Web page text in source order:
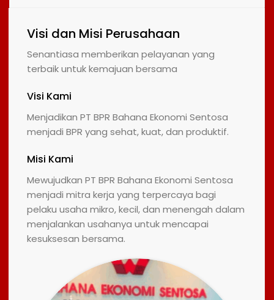
Visi dan Misi Perusahaan
Senantiasa memberikan pelayanan yang
terbaik untuk kemajuan bersama
Visi Kami
Menjadikan PT BPR Bahana Ekonomi Sentosa
menjadi BPR yang sehat, kuat, dan produktif.
Misi Kami
Mewujudkan PT BPR Bahana Ekonomi Sentosa
menjadi mitra kerja yang terpercaya bagi
pelaku usaha mikro, kecil, dan menengah dalam
menjalankan usahanya untuk mencapai
kesuksesan bersama.